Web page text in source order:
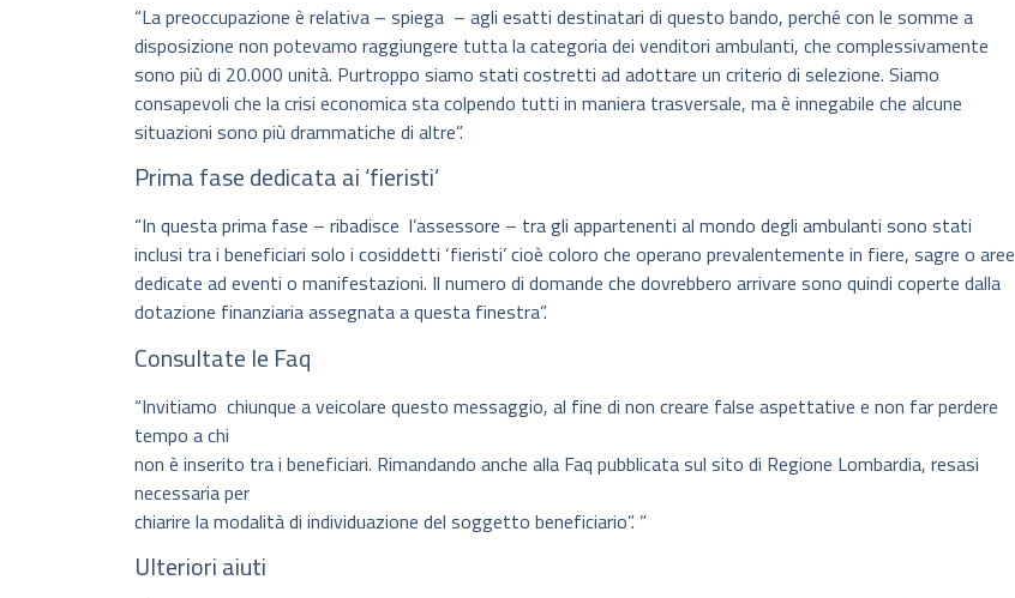
“La preoccupazione è relativa – spiega – agli esatti destinatari di questo bando, perché con le somme a
disposizione non potevamo raggiungere tutta la categoria dei venditori ambulanti, che complessivamente
sono più di 20.000 unità. Purtroppo siamo stati costretti ad adottare un criterio di selezione. Siamo
consapevoli che la crisi economica sta colpendo tutti in maniera trasversale, ma è innegabile che alcune
situazioni sono più drammatiche di altre”.
Prima fase dedicata ai ‘fieristi’
“In questa prima fase – ribadisce l’assessore – tra gli appartenenti al mondo degli ambulanti sono stati
inclusi tra i beneficiari solo i cosiddetti ‘fieristi’ cioè coloro che operano prevalentemente in fiere, sagre o aree
dedicate ad eventi o manifestazioni. Il numero di domande che dovrebbero arrivare sono quindi coperte dalla
dotazione finanziaria assegnata a questa finestra”.
Consultate le Faq
“Invitiamo chiunque a veicolare questo messaggio, al fine di non creare false aspettative e non far perdere
tempo a chi
non è inserito tra i beneficiari. Rimandando anche alla Faq pubblicata sul sito di Regione Lombardia, resasi
necessaria per
chiarire la modalità di individuazione del soggetto beneficiario”. ”
Ulteriori aiuti